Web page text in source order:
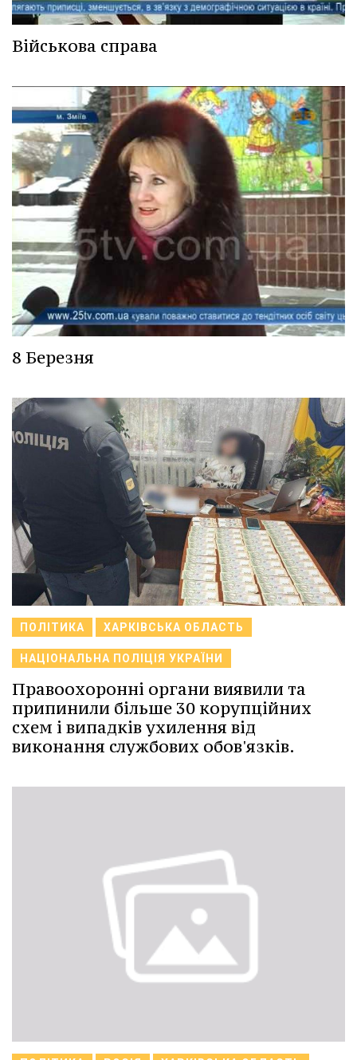
Військова справа
8 Березня
ПОЛІТИКА ХАРКІВСЬКА ОБЛАСТЬ
НАЦІОНАЛЬНА ПОЛІЦІЯ УКРАЇНИ
Правоохоронні органи виявили та
припинили більше 30 корупційних
схем і випадків ухилення від
виконання службових обов'язків.